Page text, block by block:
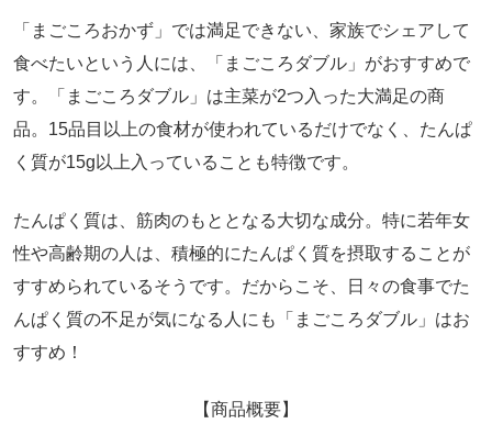
「まごころおかず」では満足できない、家族でシェアして
食べたいという人には、「まごころダブル」がおすすめで
す。「まごころダブル」は主菜が2つ入った大満足の商
品。15品目以上の食材が使われているだけでなく、たんぱ
く質が15g以上入っていることも特徴です。
たんぱく質は、筋肉のもととなる大切な成分。特に若年女
性や高齢期の人は、積極的にたんぱく質を摂取することが
すすめられているそうです。だからこそ、日々の食事でた
んぱく質の不足が気になる人にも「まごころダブル」はお
すすめ！
【商品概要】